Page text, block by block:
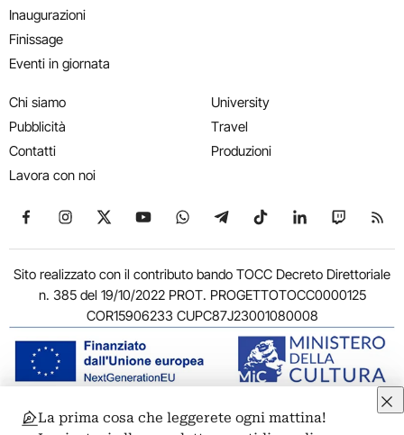
Inaugurazioni
Finissage
Eventi in giornata
Chi siamo
Pubblicità
Contatti
Lavora con noi
University
Travel
Produzioni
Seguici su Facebook
Seguici su Instagram
Seguici su X
Seguici su YouTube
Seguici su WhatsApp
Seguici su Telegram
Seguici su TikTok
Seguici su
Seguici
Sito realizzato con il contributo bando TOCC Decreto Direttoriale
n. 385 del 19/10/2022 PROT. PROGETTOTOCC0000125
COR15906233 CUPC87J23001080008
© 2011-2026 ARTRIBUNE srl – Corso Vittorio Emanuele II, 287 –
La prima cosa che leggerete ogni mattina!